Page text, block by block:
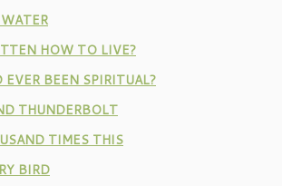
HOW TO LIVE?
BEEN SPIRITUAL?
THUNDERBOLT
TIMES THIS
BIRD